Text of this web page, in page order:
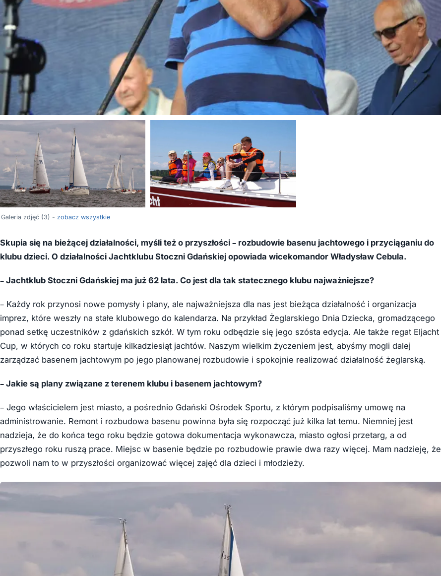
Galeria zdjęć (3) - zobacz wszystkie
Skupia się na bieżącej działalności, myśli też o przyszłości – rozbudowie basenu jachtowego i przyciąganiu do
klubu dzieci. O działalności Jachtklubu Stoczni Gdańskiej opowiada wicekomandor Władysław Cebula.
– Jachtklub Stoczni Gdańskiej ma już 62 lata. Co jest dla tak statecznego klubu najważniejsze?
– Każdy rok przynosi nowe pomysły i plany, ale najważniejsza dla nas jest bieżąca działalność i organizacja
imprez, które weszły na stałe klubowego do kalendarza. Na przykład Żeglarskiego Dnia Dziecka, gromadzącego
ponad setkę uczestników z gdańskich szkół. W tym roku odbędzie się jego szósta edycja. Ale także regat Eljacht
Cup, w których co roku startuje kilkadziesiąt jachtów. Naszym wielkim życzeniem jest, abyśmy mogli dalej
zarządzać basenem jachtowym po jego planowanej rozbudowie i spokojnie realizować działalność żeglarską.
– Jakie są plany związane z terenem klubu i basenem jachtowym?
– Jego właścicielem jest miasto, a pośrednio Gdański Ośrodek Sportu, z którym podpisaliśmy umowę na
administrowanie. Remont i rozbudowa basenu powinna była się rozpocząć już kilka lat temu. Niemniej jest
nadzieja, że do końca tego roku będzie gotowa dokumentacja wykonawcza, miasto ogłosi przetarg, a od
przyszłego roku ruszą prace. Miejsc w basenie będzie po rozbudowie prawie dwa razy więcej. Mam nadzieję, że
pozwoli nam to w przyszłości organizować więcej zajęć dla dzieci i młodzieży.